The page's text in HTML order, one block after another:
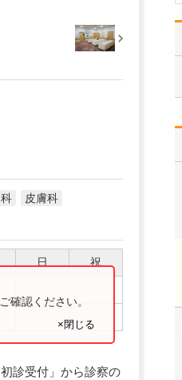
皮膚科
日 祝
確認ください。
×閉じる
診受付」から診察の